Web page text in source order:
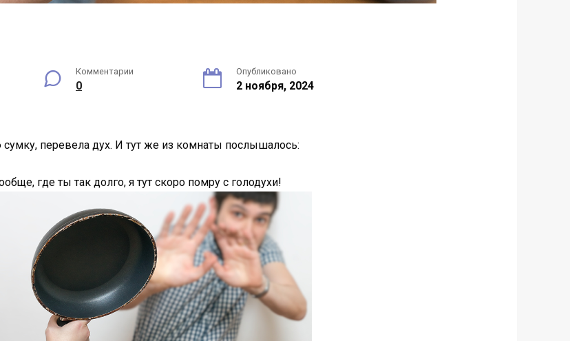
Комментарии
0
Опубликовано
2 ноября, 2024
перевела дух. И тут же из комнаты послышалось:
где ты так долго, я тут скоро помру с голодухи!